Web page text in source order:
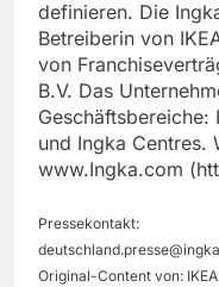
definieren. Die
Betreiberin von
von
B.V. Das
Geschäftsbereiche:
und Ingka Centres.
www.Ingka.com
Pressekontakt:
Original-Content von: